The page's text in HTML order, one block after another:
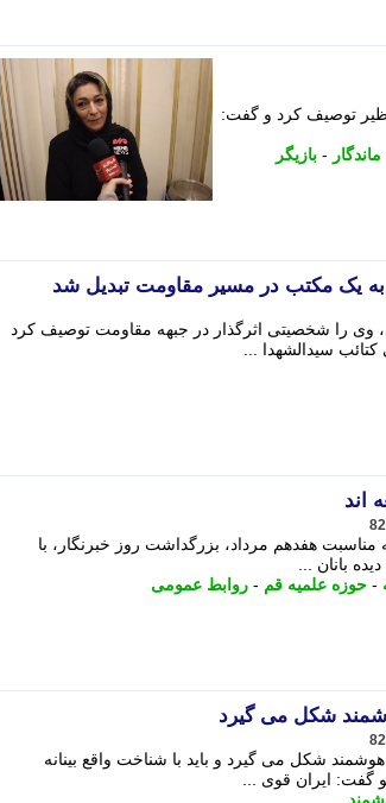
نظیر توصیف کرد و گفت:
ماندگار - بازیگر
یک مکتب در مسیر مقاومت تبدیل شد
وی را شخصیتی اثرگذار در جبهه مقاومت توصیف کرد
سیدالشهدا ...
اند
هفدهم مرداد، بزرگداشت روز خبرنگار، با
بانان ...
- حوزه علمیه قم - روابط عمومی
شکل می گیرد
شکل می گیرد و باید با شناخت واقع بینانه
ایران قوی ...